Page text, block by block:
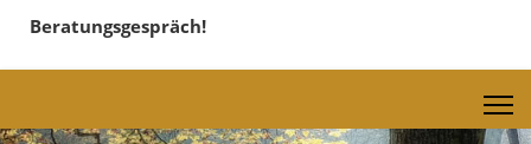
Beratungsgespräch!